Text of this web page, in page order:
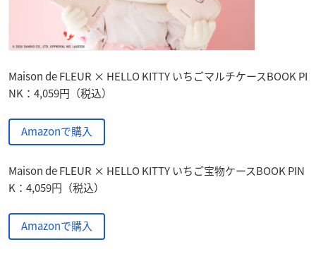
Maison de FLEUR × HELLO KITTY いちごマルチケースBOOK PI
NK：4,059円（税込）
Amazonで購入
Maison de FLEUR × HELLO KITTY いちご宝物ケースBOOK PIN
K：4,059円（税込）
Amazonで購入